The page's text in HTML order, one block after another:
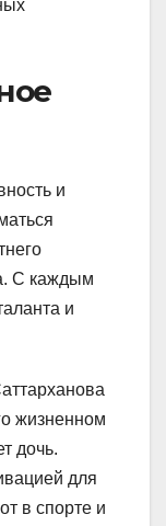
и
С каждым
и
жизненном
дочь.
для
в спорте и